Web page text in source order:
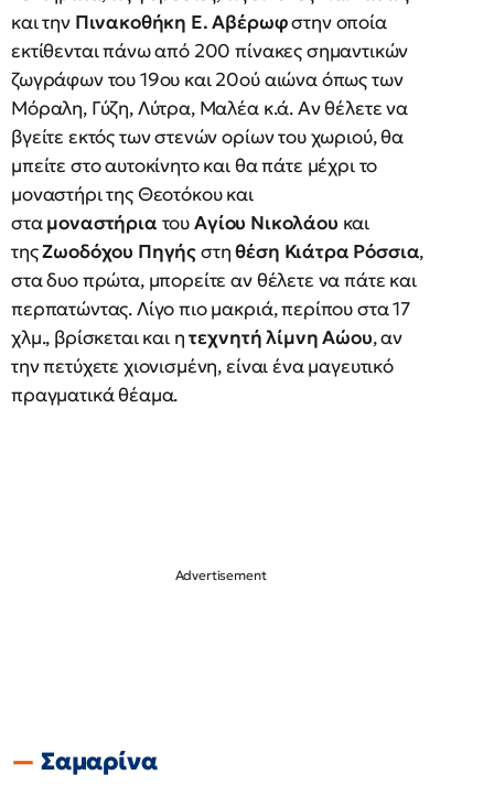
και την Πινακοθήκη Ε. Αβέρωφστην οποία
εκτίθενται πάνω από 200 πίνακες σημαντικών
ζωγράφων του 19ου και 20ού αιώνα όπως των
Μόραλη, Γύζη, Λύτρα, Μαλέα κ.ά. Αν θέλετε να
βγείτε εκτός των στενών ορίων του χωριού, θα
μπείτε στο αυτοκίνητο και θα πάτε μέχρι το
μοναστήρι της Θεοτόκου και
σταμοναστήρια τουΑγίου Νικολάου και
τηςΖωοδόχου Πηγήςστηθέση Κιάτρα Ρόσσια,
στα δυο πρώτα, μπορείτε αν θέλετε να πάτε και
περπατώντας. Λίγο πιο μακριά, περίπου στα 17
χλμ., βρίσκεται και ητεχνητή λίμνη Αώου, αν
την πετύχετε χιονισμένη, είναι ένα μαγευτικό
πραγματικά θέαμα.
Σαμαρίνα